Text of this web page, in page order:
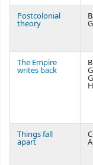
Postcolonial
theory
The Empire
writes back
Things fall
apart